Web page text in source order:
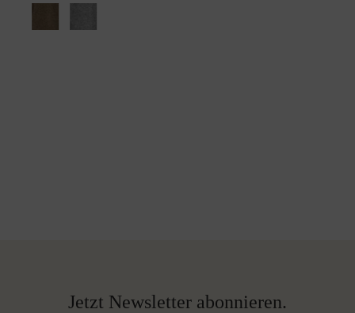
Jetzt Newsletter abonnieren.